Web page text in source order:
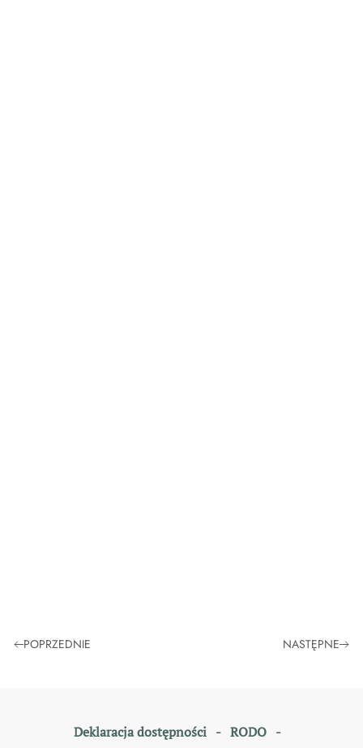
POPRZEDNIE NASTĘPNE
Deklaracja dostępności- RODO-